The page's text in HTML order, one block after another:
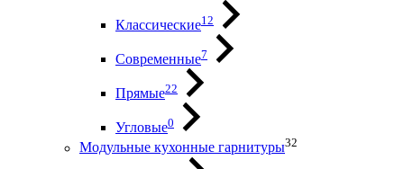
Классические12
Современные7
Прямые22
Угловые0
Модульные кухонные гарнитуры32